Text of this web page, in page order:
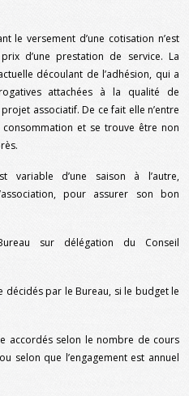
le versement d’une cotisation n’est
d’une prestation de service. La
découlant de l’adhésion, qui a
attachées à la qualité de
associatif. De ce fait elle n’entre
et se trouve être non
d’une saison à l’autre,
pour assurer son bon
sur délégation du Conseil
par le Bureau, si le budget le
accordés selon le nombre de cours
selon que l’engagement est annuel